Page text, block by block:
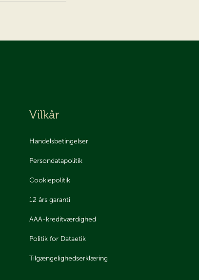
Vilkår
Handelsbetingelser
Persondatapolitik
Cookiepolitik
12 års garanti
AAA-kreditværdighed
Politik for Dataetik
Tilgængelighedserklæring